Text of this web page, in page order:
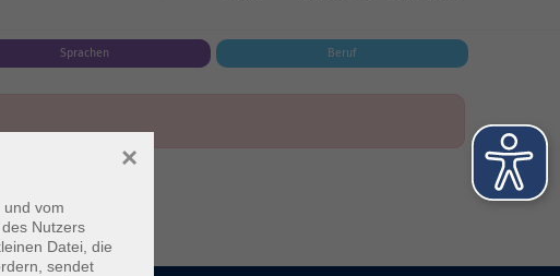
Sprachen Beruf
vom
Nutzers
Datei, die
sendet
×